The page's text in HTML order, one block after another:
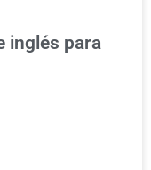
inglés para